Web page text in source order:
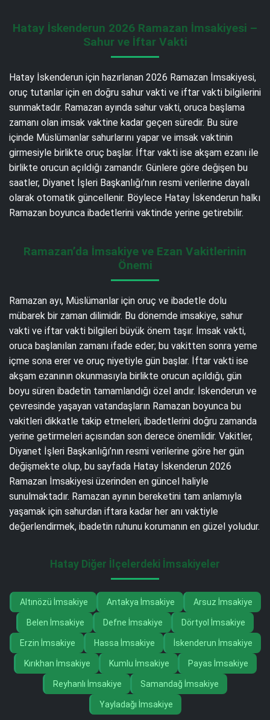
Hatay İskenderun 2026 Ramazan İmsakiyesi –
Sahur ve İftar Vakti
Hatay İskenderun için hazırlanan 2026 Ramazan İmsakiyesi,
oruç tutanlar için en doğru sahur vakti ve iftar vakti bilgilerini
sunmaktadır. Ramazan ayında sahur vakti, oruca başlama
zamanı olan imsak vaktine kadar geçen süredir. Bu süre
içinde Müslümanlar sahurlarını yapar ve imsak vaktinin
girmesiyle birlikte oruç başlar. İftar vakti ise akşam ezanı ile
birlikte orucun açıldığı zamandır. Günlere göre değişen bu
saatler, Diyanet İşleri Başkanlığı’nın resmi verilerine dayalı
olarak otomatik güncellenir. Böylece Hatay İskenderun halkı
Ramazan boyunca ibadetlerini vaktinde yerine getirebilir.
Ramazan’da İmsakiye ve Ezan Vakitlerinin
Önemi
Ramazan ayı, Müslümanlar için oruç ve ibadetle dolu
mübarek bir zaman dilimidir. Bu dönemde imsakiye, sahur
vakti ve iftar vakti bilgileri büyük önem taşır. İmsak vakti,
oruca başlanılan zamanı ifade eder; bu vakitten sonra yeme
içme sona erer ve oruç niyetiyle gün başlar. İftar vakti ise
akşam ezanının okunmasıyla birlikte orucun açıldığı, gün
boyu süren ibadetin tamamlandığı özel andır. İskenderun ve
çevresinde yaşayan vatandaşların Ramazan boyunca bu
vakitleri dikkatle takip etmeleri, ibadetlerini doğru zamanda
yerine getirmeleri açısından son derece önemlidir. Vakitler,
Diyanet İşleri Başkanlığı’nın resmi verilerine göre her gün
değişmekte olup, bu sayfada Hatay İskenderun 2026
Ramazan İmsakiyesi üzerinden en güncel haliyle
sunulmaktadır. Ramazan ayının bereketini tam anlamıyla
yaşamak için sahurdan iftara kadar her anı vaktiyle
değerlendirmek, ibadetin ruhunu korumanın en güzel yoludur.
Hatay Diğer İlçelerdeki İmsakiyeler
Altınözü İmsakiye Antakya İmsakiye Arsuz İmsakiye
Belen İmsakiye Defne İmsakiye Dörtyol İmsakiye
Erzin İmsakiye Hassa İmsakiye İskenderun İmsakiye
Kırıkhan İmsakiye Kumlu İmsakiye Payas İmsakiye
Reyhanlı İmsakiye Samandağ İmsakiye
Yayladağı İmsakiye